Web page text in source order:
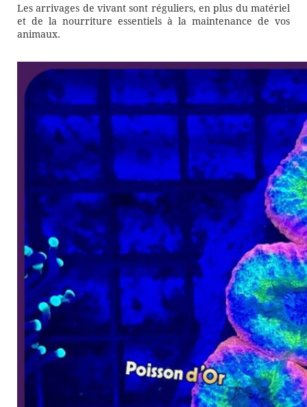
Les arrivages de vivant sont réguliers, en plus du matériel
et de la nourriture essentiels à la maintenance de vos
animaux.